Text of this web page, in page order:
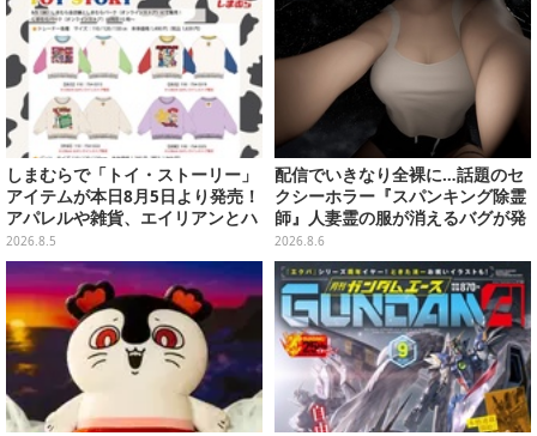
しまむらで「トイ・ストーリー」
アイテムが本日8月5日より発売！
アパレルや雑貨、エイリアンとハ
ムのダイカットクッションなど盛
りだくさん
2026.8.5
配信でいきなり全裸に…話題のセ
クシーホラー『スパンキング除霊
師』人妻霊の服が消えるバグが発
生。「丸裸になる現象を泣きなが
ら修正しました」と現在はアプデ
済み
2026.8.6